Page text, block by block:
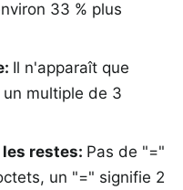
33 % plus
: Il n'apparaît que
multiple de 3
restes: Pas de "="
un "=" signifie 2